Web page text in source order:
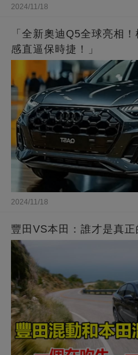
2024/11/18
「全新奧迪Q5全球亮相
感直逼保時捷！」
2024/11/18
豐田VS本田：誰才是真正